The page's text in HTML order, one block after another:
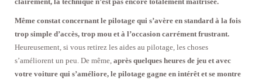
Même constat concernant le pilotage qui s’avère en standard à la fois
trop simple d’accès, trop mou et à l’occasion carrément frustrant.
Heureusement, si vous retirez les aides au pilotage, les choses
s’améliorent un peu. De même, après quelques heures de jeu et avec
votre voiture qui s’améliore, le pilotage gagne en intérêt et se montre